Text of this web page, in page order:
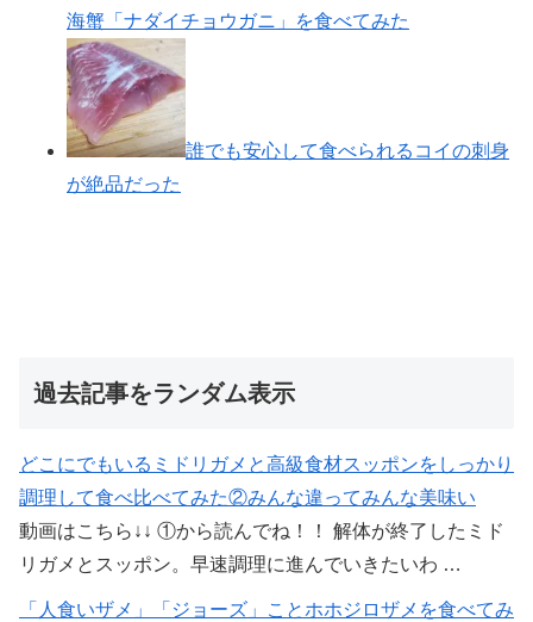
海蟹「ナダイチョウガニ」を食べてみた
誰でも安心して食べられるコイの刺身
が絶品だった
過去記事をランダム表示
どこにでもいるミドリガメと高級食材スッポンをしっかり
調理して食べ比べてみた②みんな違ってみんな美味い
動画はこちら↓↓ ①から読んでね！！ 解体が終了したミド
リガメとスッポン。早速調理に進んでいきたいわ …
「人食いザメ」「ジョーズ」ことホホジロザメを食べてみ